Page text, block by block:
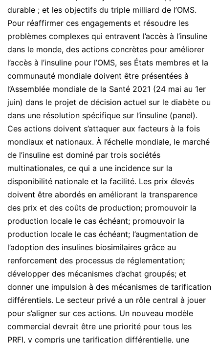
durable ; et les objectifs du triple milliard de l’OMS.
Pour réaffirmer ces engagements et résoudre les
problèmes complexes qui entravent l’accès à l’insuline
dans le monde, des actions concrètes pour améliorer
l’accès à l’insuline pour l’OMS, ses États membres et la
communauté mondiale doivent être présentées à
l’Assemblée mondiale de la Santé 2021 (24 mai au 1er
juin) dans le projet de décision actuel sur le diabète ou
dans une résolution spécifique sur l’insuline (panel).
Ces actions doivent s’attaquer aux facteurs à la fois
mondiaux et nationaux. À l’échelle mondiale, le marché
de l’insuline est dominé par trois sociétés
multinationales, ce qui a une incidence sur la
disponibilité nationale et la facilité. Les prix élevés
doivent être abordés en améliorant la transparence
des prix et des coûts de production; promouvoir la
production locale le cas échéant; promouvoir la
production locale le cas échéant; l’augmentation de
l’adoption des insulines biosimilaires grâce au
renforcement des processus de réglementation;
développer des mécanismes d’achat groupés; et
donner une impulsion à des mécanismes de tarification
différentiels. Le secteur privé a un rôle central à jouer
pour s’aligner sur ces actions. Un nouveau modèle
commercial devrait être une priorité pour tous les
PRFI, y compris une tarification différentielle, une